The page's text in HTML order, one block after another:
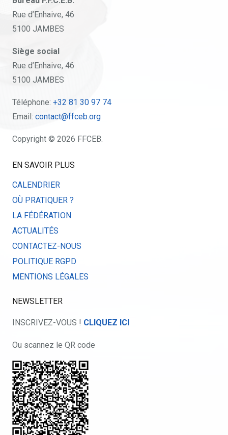
Rue d’Enhaive, 46
5100 JAMBES
Siège social
Rue d’Enhaive, 46
5100 JAMBES
Téléphone: +32 81 30 97 74
Email: contact@ffceb.org
Copyright © 2026 FFCEB.
EN SAVOIR PLUS
CALENDRIER
OÙ PRATIQUER ?
LA FÉDÉRATION
ACTUALITÉS
CONTACTEZ-NOUS
POLITIQUE RGPD
MENTIONS LÉGALES
NEWSLETTER
INSCRIVEZ-VOUS ! CLIQUEZ ICI
Ou scannez le QR code